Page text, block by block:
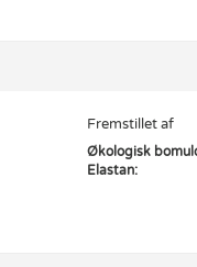
Fremstillet af
Økologisk
Elastan: